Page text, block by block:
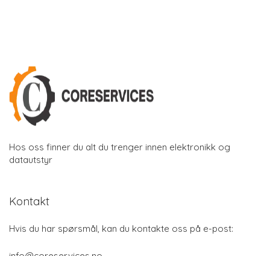
Hos oss finner du alt du trenger innen elektronikk og
datautstyr
Kontakt
Hvis du har spørsmål, kan du kontakte oss på e-post: